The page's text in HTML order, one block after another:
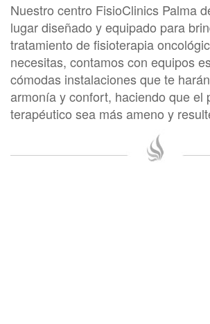
Nuestro centro FisioClinics Palma
lugar diseñado y equipado para
tratamiento de fisioterapia
necesitas, contamos con equipos
cómodas instalaciones que te
armonía y confort, haciendo que el
terapéutico sea más ameno y